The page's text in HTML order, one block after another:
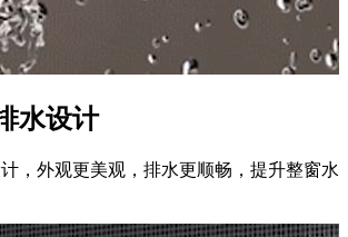
水设计
，外观更美观，排水更顺畅，提升整窗水